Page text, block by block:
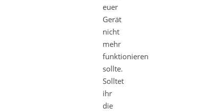
euer
Gerät
nicht
mehr
funktionieren
sollte.
Solltet
ihr
die